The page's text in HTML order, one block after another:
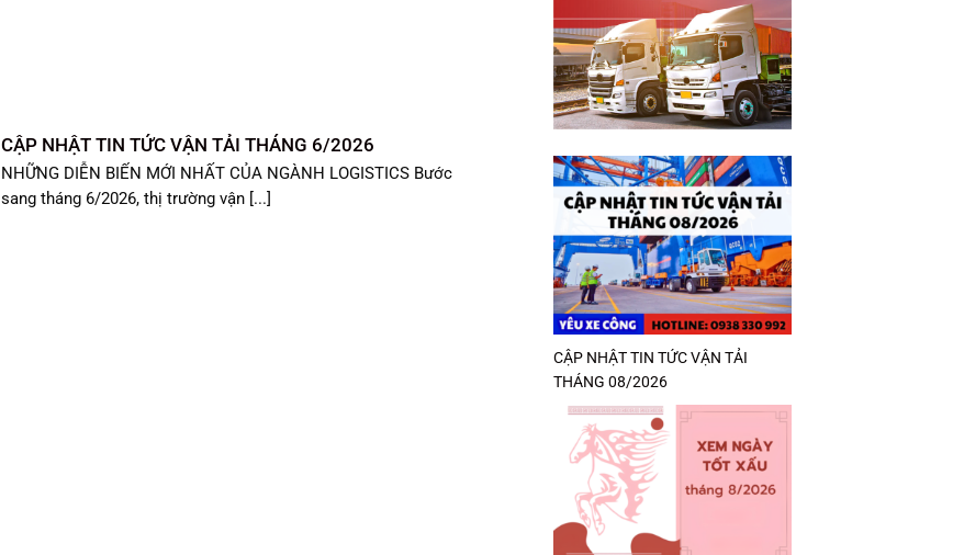
CẬP NHẬT TIN TỨC VẬN TẢI THÁNG 6/2026
NHỮNG DIỄN BIẾN MỚI NHẤT CỦA NGÀNH LOGISTICS Bước
sang tháng 6/2026, thị trường vận [...]
CẬP NHẬT TIN TỨC VẬN TẢI
THÁNG 08/2026